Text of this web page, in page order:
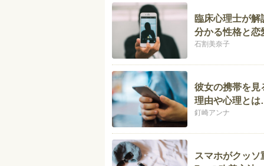
臨床心理士が
分かる性格と恋
石割美奈子
彼女の携帯を見
理由や心理と
釘崎アンナ
スマホがクッ